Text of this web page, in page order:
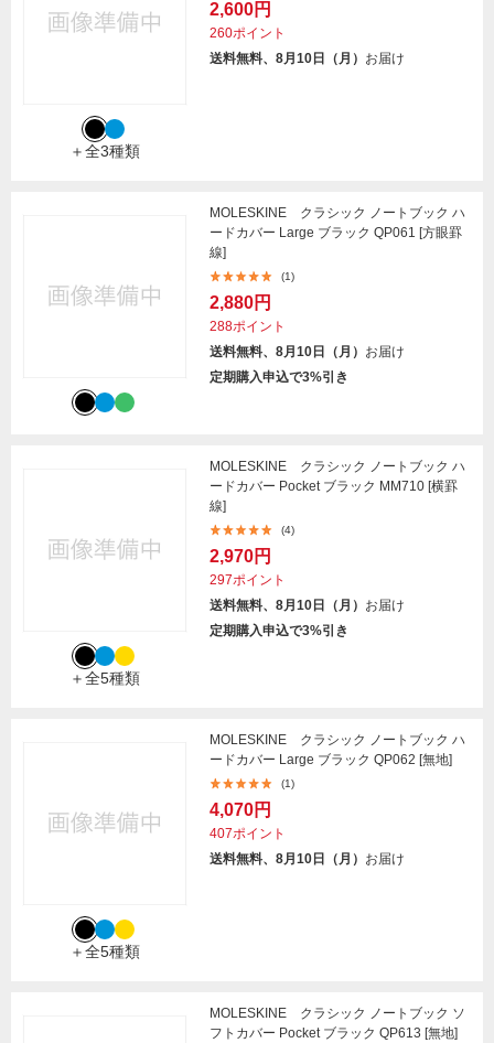
＋全3種類
2,600円
260ポイント
送料無料、8月10日（月） お届け
MOLESKINE クラシック ノートブック ハ
ードカバー Large ブラック QP061 [方眼罫
線]
(1)
2,880円
288ポイント
送料無料、8月10日（月） お届け
定期購入申込で3%引き
＋全5種類
MOLESKINE クラシック ノートブック ハ
ードカバー Pocket ブラック MM710 [横罫
線]
(4)
2,970円
297ポイント
送料無料、8月10日（月） お届け
定期購入申込で3%引き
＋全5種類
MOLESKINE クラシック ノートブック ハ
ードカバー Large ブラック QP062 [無地]
(1)
4,070円
407ポイント
送料無料、8月10日（月） お届け
MOLESKINE クラシック ノートブック ソ
フトカバー Pocket ブラック QP613 [無地]